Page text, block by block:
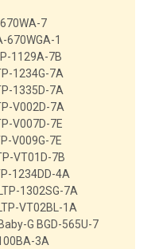
670WA-7
670WGA-1
1129A-7B
1234G-7A
1335D-7A
V002D-7A
V007D-7E
V009G-7E
VT01D-7B
1234DD-4A
LTP-1302SG-7A
LTP-VT02BL-1A
Baby-G BGD-565U-7
3A